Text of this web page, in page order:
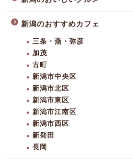
新潟のおすすめカフェ
三条・燕・弥彦
加茂
古町
新潟市中央区
新潟市北区
新潟市東区
新潟市江南区
新潟市西区
新発田
長岡